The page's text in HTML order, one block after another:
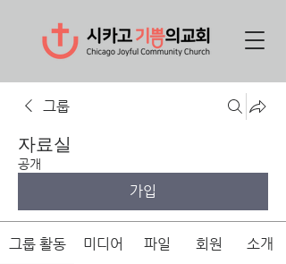
그룹
자료실
공개
가입
그룹 활동 미디어 파일 회원
소개